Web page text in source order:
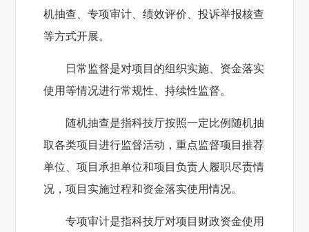
机抽查、专项审计、绩效评价、投诉举报核查
等方式开展。
日常监督是对项目的组织实施、资金落实
使用等情况进行常规性、持续性监督。
随机抽查是指科技厅按照一定比例随机抽
取各类项目进行监督活动，重点监督项目推荐
单位、项目承担单位和项目负责人履职尽责情
况，项目实施过程和资金落实使用情况。
专项审计是指科技厅对项目财政资金使用